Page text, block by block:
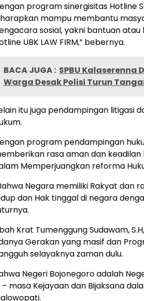
program sinergisitas Hotline
mampu membantu
sosial, yakni bantuan
UBK LAW FIRM,” bebernya.
BACA JUGA : SPBU Kalaserenna
Warga Desak Polisi Turun
itu juga pendampingan litigasi
program pendampingan
rasa aman dan
Memperjuangkan reforma
Negara memiliki Rakyat dan
dan Hak tinggal di negara
Krat Tumenggung Sudawam,
Gerakan yang masif dan
selayaknya zaman dulu.
Negeri Bojonegoro adalah
– masa Kejayaan dan Bijaksana